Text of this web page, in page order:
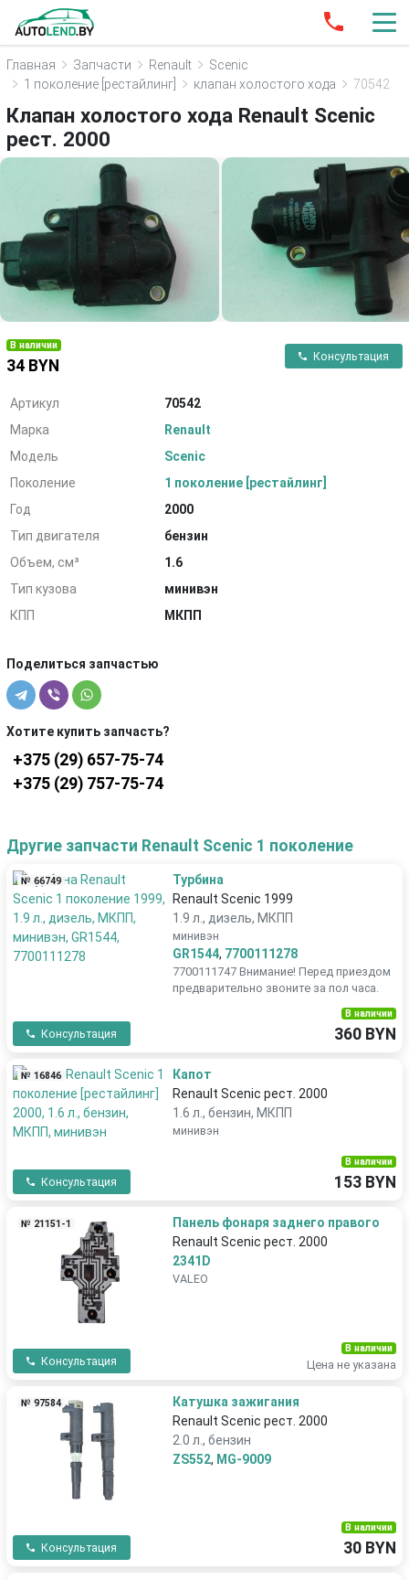
Главная Запчасти Renault
Scenic
1 поколение [рестайлинг]
клапан холостого хода 70542
Клапан холостого хода Renault Scenic
рест. 2000
В наличии
34 BYN
Консультация
Артикул
70542
Марка
Renault
Модель
Scenic
Поколение
1 поколение [рестайлинг]
Год
2000
Тип двигателя
бензин
Объем, см³
1.6
Тип кузова
минивэн
КПП
МКПП
Поделиться запчастью
Хотите купить запчасть?
+375 (29) 657-75-74
+375 (29) 757-75-74
Другие запчасти Renault Scenic 1 поколение
№ 66749
Турбина
Renault Scenic 1999
1.9 л., дизель, МКПП
минивэн
GR1544, 7700111278
7700111747 Внимание! Перед приездом
предварительно звоните за пол часа.
Консультация
В наличии
360 BYN
№ 16846
Капот
Renault Scenic рест. 2000
1.6 л., бензин, МКПП
минивэн
Консультация
В наличии
153 BYN
№ 21151-1
Панель фонаря заднего правого
Renault Scenic рест. 2000
2341D
VALEO
Консультация
В наличии
Цена не указана
№ 97584
Катушка зажигания
Renault Scenic рест. 2000
2.0 л., бензин
ZS552, MG-9009
Консультация
В наличии
30 BYN